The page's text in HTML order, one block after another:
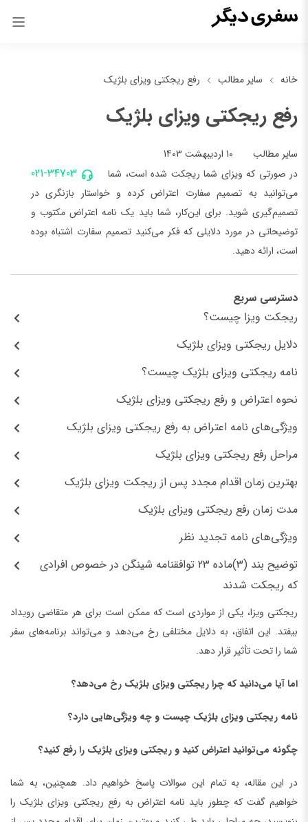
خانه سایر مطالب رفع ریجکتی ویزای بلژیک
رفع ریجکتی ویزای بلژیک
سایر مطالب 10 اردیبهشت 1403
021-34703
در صورتی که ویزای شما ریجکت شده است، شما
می‌توانید به تصمیم سفارت اعتراض کرده و خواستار بازنگری در
تصمیم‌گیری شوید. برای این‌کار، شما باید یک نامه اعتراض مکتوب و
توضیحاتی در مورد دلایلی که فکر می‌کنید تصمیم سفارت اشتباه بوده
است، ارائه دهید.
دسترسی سریع
ریجکت ویزا چیست؟
دلایل ریجکتی ویزای بلژیک
نامه ریجکتی ویزای بلژیک چیست؟
نحوه اعتراض و رفع ریجکتی ویزای بلژیک
ویژگی‌های نامه اعتراض به رفع ریجکتی ویزای بلژیک
مراحل رفع ریجکتی ویزای بلژیک
بهترین زمان اقدام مجدد پس از ریجکت ویزای بلژیک
مدت زمان رفع ریجکتی ویزای بلژیک
ویژگی‌های نامه تجدید نظر
توضیح بند (3)ماده 23 توافقنامه شینگن در خصوص افرادی
که ریجکت شدند
ریجکتی ویزا، یکی از مواردی است که ممکن است برای هر متقاضی رویداد
بیفتد. این اتفاق، به دلایل مختلفی رخ می‌دهد و می‌تواند برنامه‌های سفر
شما را تحت تأثیر قرار دهد.
اما آیا می‌دانید که چرا ریجکتی ویزای بلژیک رخ می‌دهد؟
نامه ریجکتی ویزای بلژیک چیست و چه ویژگی‌هایی دارد؟
چگونه می‌توانید اعتراض کنید و ریجکتی ویزای بلژیک را رفع کنید؟
در این مقاله، به تمام این سوالات پاسخ خواهیم داد. همچنین، به شما
خواهیم گفت که چطور باید نامه اعتراض به رفع ریجکتی ویزای بلژیک را